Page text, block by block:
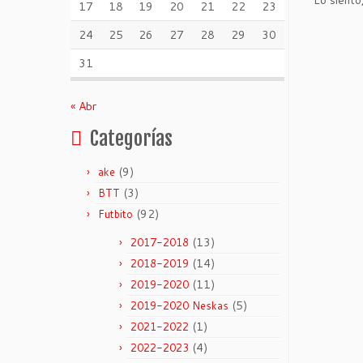
17
18 19 20 21 22
23
24
25 26 27 28 29
30
31
« Abr
Categorías
ake (9)
BTT (3)
Futbito (92)
2017-2018 (13)
2018-2019 (14)
2019-2020 (11)
2019-2020 Neskas (5)
2021-2022 (1)
2022-2023 (4)